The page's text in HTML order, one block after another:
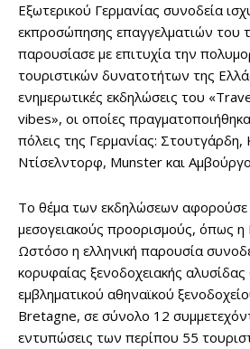
Εξωτερικού Γερμανίας συνοδεία
εκπροσώπησης επαγγελματιών του
παρουσίασε με επιτυχία την
τουριστικών δυνατοτήτων της
ενημερωτικές εκδηλώσεις του
vibes», οι οποίες
πόλεις της Γερμανίας: Στουτγάρδη,
Ντίσελντορφ, Munster και
Το θέμα των εκδηλώσεων αφορούσε
μεσογειακούς προορισμούς, όπως η
Ωστόσο η ελληνική παρουσία
κορυφαίας ξενοδοχειακής
εμβληματικού αθηναϊκού
Bretagne, σε σύνολο 12
εντυπώσεις των περίπου 55